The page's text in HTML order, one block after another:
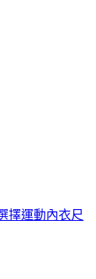
擇運動內衣尺